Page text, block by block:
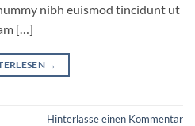
nibh euismod tincidunt ut
[…]
→
Hinterlasse einen Kommentar